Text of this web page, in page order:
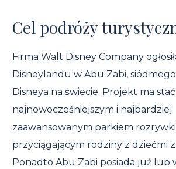
Cel podróży
Firma Walt Disney Company
Disneylandu w Abu Zabi,
Disneya na świecie. Projekt ma stać
najnowocześniejszym i najbardziej
zaawansowanym parkiem
przyciągającym rodziny z dziećmi z
Ponadto Abu Zabi posiada już lub